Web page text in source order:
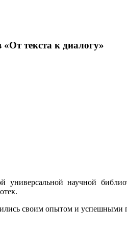
текста к диалогу»
универсальной научной
своим опытом и успешными